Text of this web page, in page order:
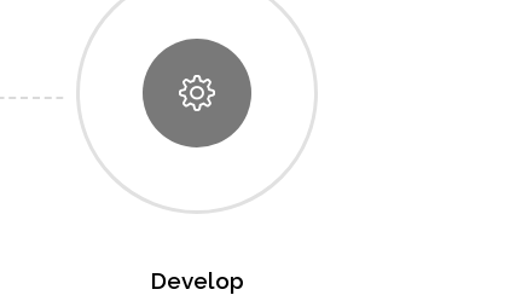
Develop